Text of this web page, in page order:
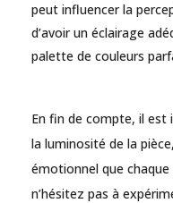
peut influencer la
d’avoir un éclairage
palette de couleurs
En fin de compte, il
la luminosité de la
émotionnel que
n’hésitez pas à